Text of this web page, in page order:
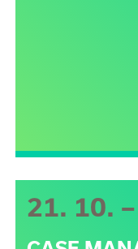
21. 10.